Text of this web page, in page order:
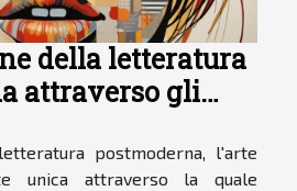
della letteratura
attraverso gli
postmoderna, l'arte
unica attraverso la quale